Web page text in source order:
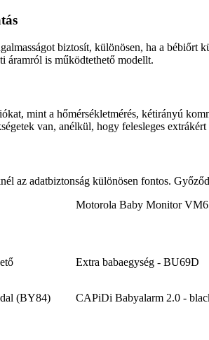
biztosít, különösen, ha a bébiőrt
áramról is működtethető modellt.
mint a hőmérsékletmérés, kétirányú
van, anélkül, hogy felesleges extrákért
az adatbiztonság különösen fontos.
Motorola Baby Monitor
Extra babaegység - BU69D
(BY84) CAPiDi Babyalarm 2.0 -